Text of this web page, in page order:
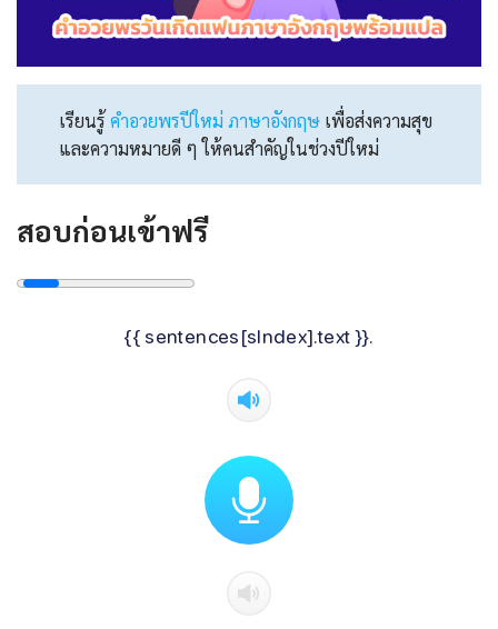
เรียนรู้ คําอวยพรปีใหม่ ภาษาอังกฤษ เพื่อส่งความสุข
และความหมายดี ๆ ให้คนสำคัญในช่วงปีใหม่
สอบก่อนเข้าฟรี
{{ sentences[sIndex].text }}.